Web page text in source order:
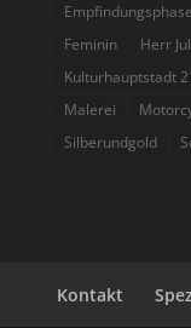
Feminin
Herr
Kulturhauptstadt
Malerei
Silberundgold
Kontakt